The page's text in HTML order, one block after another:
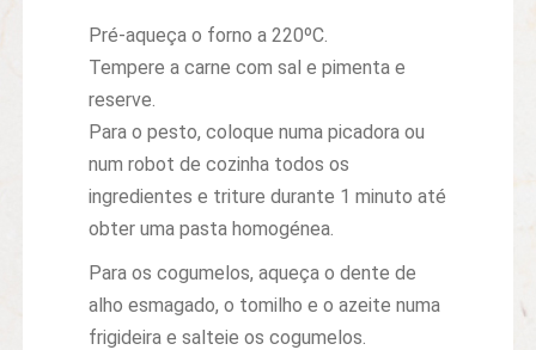
Pré-aqueça o forno a 220ºC.
Tempere a carne com sal e pimenta e
reserve.
Para o pesto, coloque numa picadora ou
num robot de cozinha todos os
ingredientes e triture durante 1 minuto até
obter uma pasta homogénea.
Para os cogumelos, aqueça o dente de
alho esmagado, o tomilho e o azeite numa
frigideira e salteie os cogumelos.